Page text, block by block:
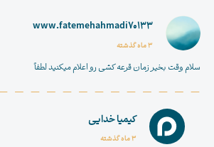
www.fatemehahmadi70133
3 ماه گذشته
سلام وقت بخیر زمان قرعه کشی رو اعلام میکنید لطفاً
کیمیا خدایی
3 ماه گذشته